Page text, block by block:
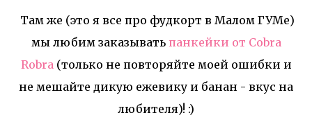
Там же (это я все про фудкорт в Малом ГУМе)
мы любим заказывать панкейки от Cobra
Robra (только не повторяйте моей ошибки и
не мешайте дикую ежевику и банан - вкус на
любителя)! :)